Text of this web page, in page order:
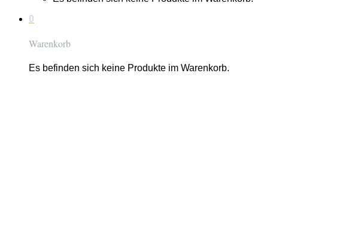
0
Warenkorb
Es befinden sich keine Produkte im Warenkorb.